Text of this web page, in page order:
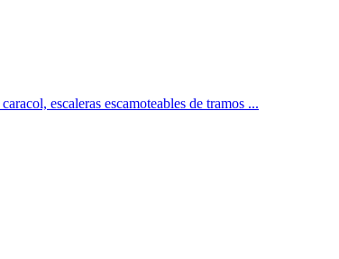
escaleras escamoteables de tramos ...